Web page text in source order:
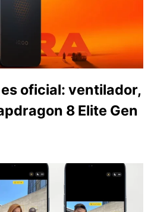
es oficial: ventilador,
8 Elite Gen